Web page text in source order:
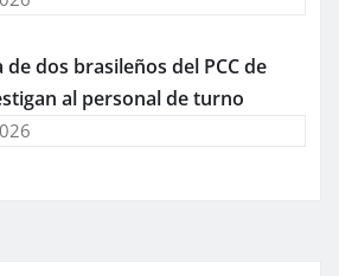
dos brasileños del PCC de
al personal de turno